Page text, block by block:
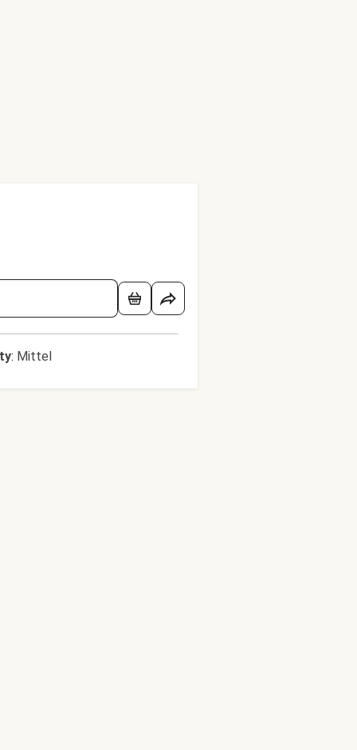
: Mittel